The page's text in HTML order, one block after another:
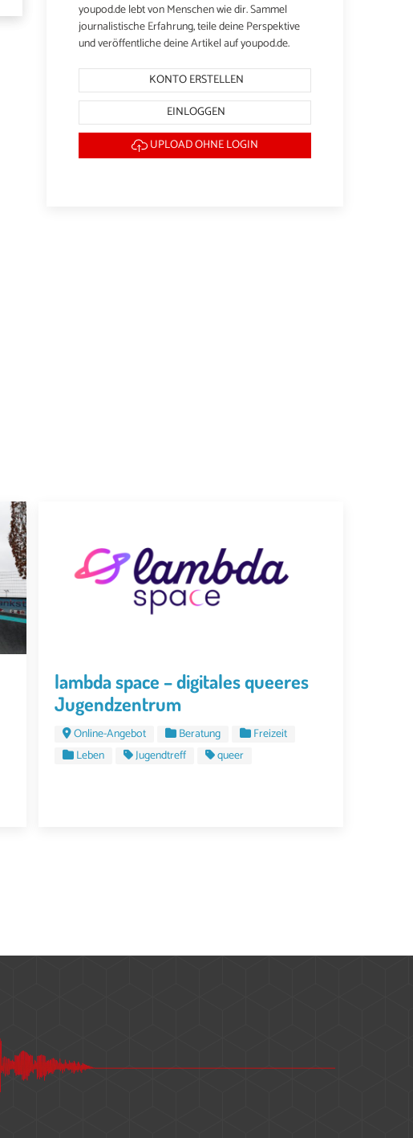
youpod.de lebt von Menschen wie dir. Sammel
journalistische Erfahrung, teile deine Perspektive
und veröffentliche deine Artikel auf youpod.de.
KONTO ERSTELLEN
EINLOGGEN
UPLOAD OHNE LOGIN
lambda space – digitales queeres
Jugendzentrum
Online-Angebot Beratung
Freizeit
Leben
Jugendtreff queer